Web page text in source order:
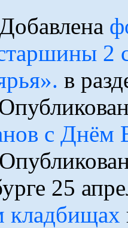
2
в
с
25
кладбищах